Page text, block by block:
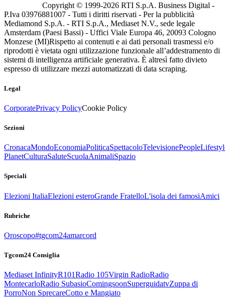
Copyright © 1999-2026 RTI S.p.A. Business Digital -
P.Iva 03976881007 - Tutti i diritti riservati - Per la pubblicità
Mediamond S.p.A. - RTI S.p.A., Mediaset N.V., sede legale
Amsterdam (Paesi Bassi) - Uffici Viale Europa 46, 20093 Cologno
Monzese (MI)Rispetto ai contenuti e ai dati personali trasmessi e/o
riprodotti è vietata ogni utilizzazione funzionale all’addestramento di
sistemi di intelligenza artificiale generativa. È altresì fatto divieto
espresso di utilizzare mezzi automatizzati di data scraping.
Legal
CorporatePrivacy PolicyCookie Policy
Sezioni
CronacaMondoEconomiaPoliticaSpettacoloTelevisionePeople
PlanetCulturaSaluteScuolaAnimaliSpazio
Speciali
Elezioni ItaliaElezioni esteroGrande FratelloL'isola dei famosiAmici
Rubriche
Oroscopo#tgcom24amarcord
Tgcom24 Consiglia
Mediaset InfinityR101Radio 105Virgin RadioRadio
MontecarloRadio SubasioComingsoonSuperguidatvZuppa di
PorroNon SprecareCotto e Mangiato